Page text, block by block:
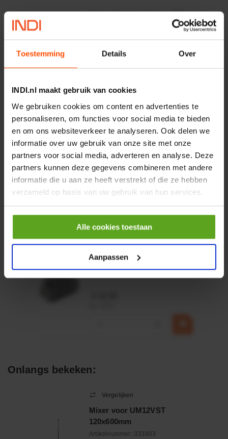
Toestemming Details Over
INDI.nl maakt gebruik van cookies
We gebruiken cookies om content en advertenties te
personaliseren, om functies voor social media te bieden
en om ons websiteverkeer te analyseren. Ook delen we
informatie over uw gebruik van onze site met onze
partners voor social media, adverteren en analyse. Deze
partners kunnen deze gegevens combineren met andere
informatie die u aan ze heeft verstrekt of die ze hebben
verzameld op basis van uw gebruik van hun services.
Alle cookies toestaan
Aanpassen
Artikelnummer:
Merknaam:Kramp
incl. BTW
− +
Rotator CPR 5-01 50kN
4mm x Ø17mm
Artikelnummer:CPR501
Merknaam:Baltrotors
− +
HP 12 MOTOR B14 380VAC
Onlangs bekeken:
Vergelijken
Mixer voor UM12VST
120x600mm
Artikelnummer: 333603